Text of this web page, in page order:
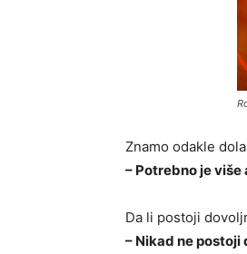
Znamo odakle
– Potrebno je
Da li postoji
– Nikad ne postoji